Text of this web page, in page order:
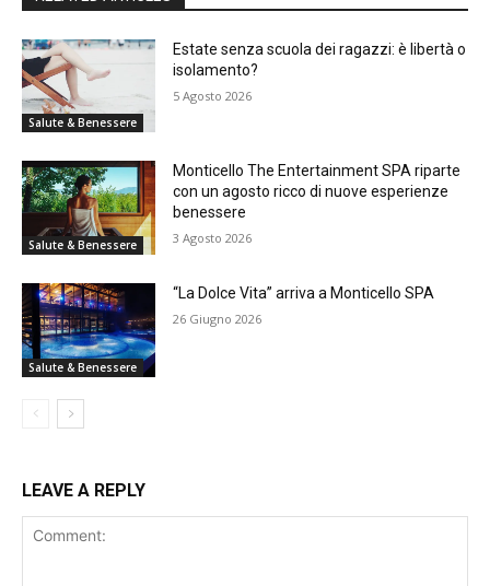
Salute & Benessere
Estate senza scuola dei ragazzi: è libertà o
isolamento?
5 Agosto 2026
Salute & Benessere
Monticello The Entertainment SPA riparte
con un agosto ricco di nuove esperienze
benessere
3 Agosto 2026
Salute & Benessere
“La Dolce Vita” arriva a Monticello SPA
26 Giugno 2026
LEAVE A REPLY